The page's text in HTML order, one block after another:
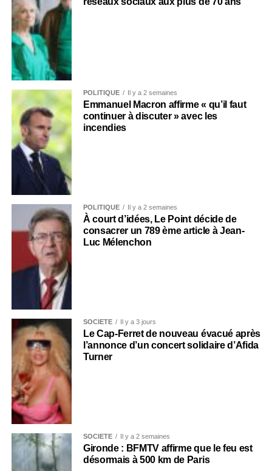
POLITIQUE Il y a 2 semaines
Emmanuel Macron affirme « qu’il faut
continuer à discuter » avec les
incendies
POLITIQUE Il y a 2 semaines
À court d’idées, Le Point décide de
consacrer un 789 ème article à Jean-
Luc Mélenchon
SOCIÉTÉ Il y a 3 jours
Le Cap-Ferret de nouveau évacué après
l’annonce d’un concert solidaire d’Afida
Turner
SOCIÉTÉ Il y a 2 semaines
Gironde : BFMTV affirme que le feu est
désormais à 500 km de Paris